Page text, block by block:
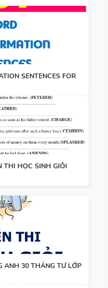
SENTENCES FOR
THI HỌC SINH GIỎI
ANH 30 THÁNG TƯ LỚP